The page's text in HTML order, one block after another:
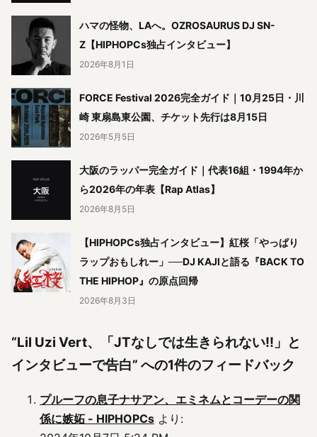
ハマの怪物、LAへ。OZROSAURUS DJ SN-
Z【HIPHOPCs独占インタビュー】
2026年8月1日
FORCE Festival 2026完全ガイド｜10月25日・川
崎 東扇島東公園、チケット先行は8月15日
2026年5月5日
大阪のラッパー完全ガイド｜代表16組・1994年か
ら2026年の年表【Rap Atlas】
2026年8月5日
【HIPHOPCs独占インタビュー】紅桜「やっぱり
ラップおもしれー」──DJ KAJIと語る『BACK TO
THE HIPHOP』の原点回帰
2026年8月3日
“Lil Uzi Vert、「JTなしでは生きられない!!」と
インタビューで告白” への1件のフィードバック
プルーフの息子ナサアン、エミネムとコーデーの関
係に嫉妬 - HIPHOPCs より: